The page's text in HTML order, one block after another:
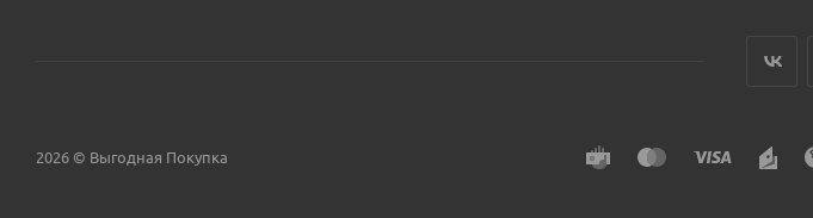
2026 © Выгодная Покупка